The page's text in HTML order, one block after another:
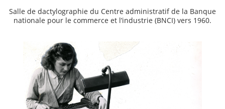
Salle de dactylographie du Centre administratif de la Banque
nationale pour le commerce et l’industrie (BNCI) vers 1960.